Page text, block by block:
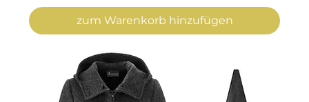
zum Warenkorb hinzufügen